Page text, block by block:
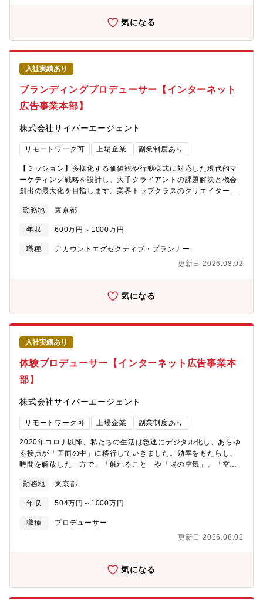
と肩を並べ、プロダクトの質で事業全体の成長（LTV向上・解約率
「ABEMA」による初の東京ドーム興行『Creator Dream Fes ～
produced by Com.～』を開催し、約4万人の来場を記録するとと
もに「ABEMA PPV ONLINE LIVE」による配信でも多くの方々に
ご視聴いただきました。また、当社グループ子会社CyberZでは
2016年より国内最大級eスポーツイベント「RAGE(レイジ)」を開
催するほか、プロレス事業会社CyberFightでは武藤敬司引退試合
「chocoZAP presents KEIJI MUTO GRAND FINAL PRO-
WRESTLING “LAST” LOVE ～HOLD OUT～」を東京ドーム大会
にて開催し、様々なジャンルの興行を行ってまいりました。上記
格参入し、「ABEMA」を核にした制作・宣伝・広告をワンストッ
プで提供いたします。今後とも、サイバーエージェントグループ
が培ってきたノウハウを生かすことで、高品質なイベント興行を
に推進し、エンターテインメント産業への貢献を目指してまいり
ます。
気になる
入社実績あり
ブランディングプロデューサー【インターネット
広告事業本部】
株式会社サイバーエージェント
リモートワーク可 上場企業 副業制度あり
【ミッション】多様化する価値観や行動様式に対応した現代的マ
ーケティング戦略を設計し、大手クライアントの課題解決と機会
創出の最大化を目指します。業界トップクラスのクリエイターと
アルの全チャネルを活用して、生活者の「心」を動かし広告主の
売上向上に貢献します。【募集背景】インターネット広告業界ト
ップクラスのサイバーエージェントの広告部門のクリエイティブ
新規事業部署発足に伴う採用です。今回募集するブランディング
ラスの強み」の掛け算で広告主様とブランドを創り、最適なマー
を最大化する次世代ブランディングを実現する業務をお任せしま
す！【業務内容】インターネット広告業界をリードするサイバー
エージェントの広告部門で、ブランディングプロデューサーとし
て次世代のブランド構築をけん引するプロフェッショナルを目指
せるポジションです。【具体的には】■クライアントのブランド戦
略立案と実行管理■質の高いクリエイティブを基盤としたコンセプ
ト開発■多様な領域のトップクリエイターとの協業推進■デジタル
とマスメディアを融合した統合的プランニング■デジタルメディア
を活用したマーケティングキャンペーンの企画立案と運営■KPIに
国内トップ企業・ブランドのブランディング戦略に携わる機会■ク
リエイティブとAI技術を融合した最先端ブランディングの実践■業
界一流のクリエイターと協働できる環境■国内トップクラスのデジ
PDCAサイクルを実現する経験【インターネット広告事業本部に
ついて】サイバーエージェントの連結売上高の約半分を担うイン
ターネット広告事業。 1998年の創業からサービスを提供してお
り、運用力やAI等の技術力を強みに顧客の広告効果最大化を追求
牽引しています。現在は広告にとどまらず新たにDX事業にも参
す。
勤務地 東京都
年収 600万円～1000万円
職種
アカウントエグゼクティブ・プランナー
更新日 2026.08.02
気になる
入社実績あり
体験プロデューサー【インターネット広告事業本
部】
株式会社サイバーエージェント
リモートワーク可 上場企業 副業制度あり
2020年コロナ以降、私たちの生活は急速にデジタル化し、あらゆ
る接点が「画面の中」に移行していきました。効率をもたらし、
時間を解放した一方で、「触れること」や「場の空気」、「空間
る体験として再評価されています。このチームは、「人の心に残
る体験」を、空間・演出・表現を通じて設計する専門組織です。
感じたことが記憶に残り、語られ、つながっていく体験を創るこ
とで広告主様のブランド価値を最大化します。【具体的な業務内
トで体験プロデュサーとして没入型体験を強みに広告主と生活者
フェッショナルを目指せるポジションです。■クライアントの事業
課題やブランド戦略の把握と整理■空間や時間の中で没入体験をつ
くるための体験設計・演出企画■プロジェクトごとの演出コンセプ
ト／クリエイティブ要件の設計■XR・AR・照明・音響など技術パ
勤務地 東京都
年収 504万円～1000万円
職種
プロデューサー
更新日 2026.08.02
気になる